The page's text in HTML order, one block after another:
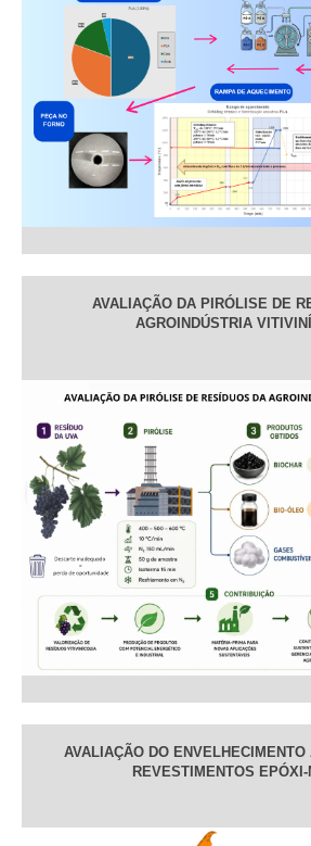
AVALIAÇÃO DA PIRÓLISE DE
AGROINDÚSTRIA
AVALIAÇÃO DO ENVELHECIMENTO
REVESTIMENTOS EPÓXI-